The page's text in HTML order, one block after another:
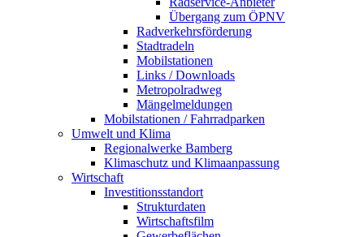
Übergang zum ÖPNV
Radverkehrsförderung
Stadtradeln
Mobilstationen
Links / Downloads
Metropolradweg
Mängelmeldungen
Mobilstationen / Fahrradparken
Umwelt und Klima
Regionalwerke Bamberg
Klimaschutz und Klimaanpassung
Wirtschaft
Investitionsstandort
Strukturdaten
Wirtschaftsfilm